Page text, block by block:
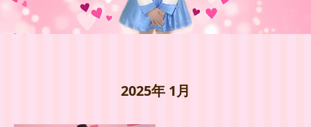
2025年 1月